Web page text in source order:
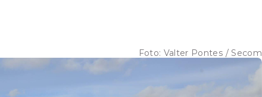
Foto: Valter Pontes / Secom